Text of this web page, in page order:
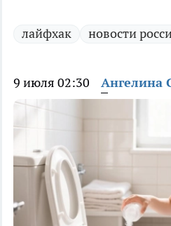
лайфхак новости
9 июля 02:30 Ангелина